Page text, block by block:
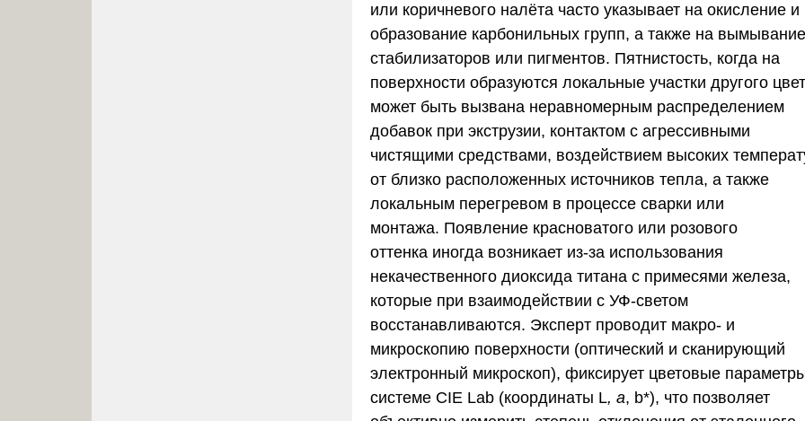
или коричневого налёта часто указывает на окисление и
образование карбонильных групп, а также на вымывание
стабилизаторов или пигментов. Пятнистость, когда на
поверхности образуются локальные участки другого
может быть вызвана неравномерным распределением
добавок при экструзии, контактом с агрессивными
чистящими средствами, воздействием высоких
от близко расположенных источников тепла, а также
локальным перегревом в процессе сварки или
монтажа. Появление красноватого или розового
оттенка иногда возникает из-за использования
некачественного диоксида титана с примесями железа,
которые при взаимодействии с УФ-светом
восстанавливаются. Эксперт проводит макро- и
микроскопию поверхности (оптический и сканирующий
электронный микроскоп), фиксирует цветовые
системе CIE Lab (координаты L, a, b*), что позволяет